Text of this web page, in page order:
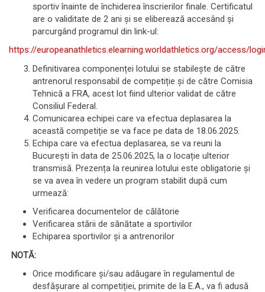
sportiv înainte de închiderea înscrierilor finale. Certificatul
are o validitate de 2 ani și se eliberează accesând și
parcurgând programul din link-ul:
https://europeanathletics.elearning.worldathletics.org/access/
Definitivarea componenței lotului se stabilește de către
antrenorul responsabil de competiție și de către Comisia
Tehnică a FRA, acest lot fiind ulterior validat de către
Consiliul Federal.
Comunicarea echipei care va efectua deplasarea la
această competiție se va face pe data de 18.06.2025.
Echipa care va efectua deplasarea, se va reuni la
București în data de 25.06.2025, la o locație ulterior
transmisă. Prezența la reunirea lotului este obligatorie și
se va avea în vedere un program stabilit după cum
urmează:
Verificarea documentelor de călătorie
Verificarea stării de sănătate a sportivilor
Echiparea sportivilor și a antrenorilor
NOTĂ:
Orice modificare și/sau adăugare în regulamentul de
desfășurare al competiției, primite de la E.A., va fi adusă